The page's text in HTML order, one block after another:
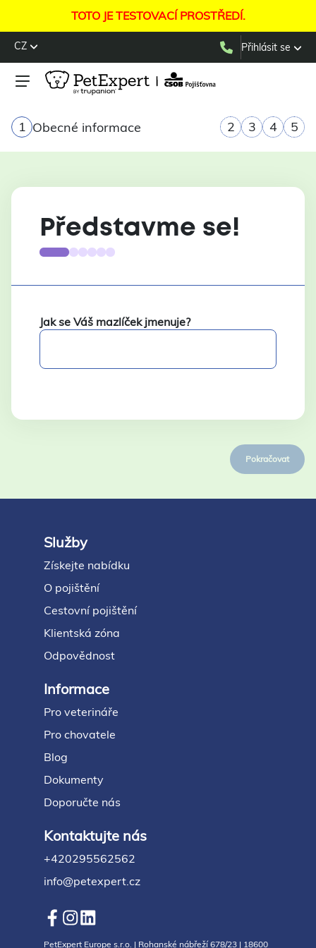
TOTO JE TESTOVACÍ PROSTŘEDÍ.
CZ Přihlásit se
1 Obecné informace 2 3 4 5
Představme se!
Jak se Váš mazlíček jmenuje?
Pokračovat
Footer
Služby
Získejte nabídku
O pojištění
Cestovní pojištění
Klientská zóna
Odpovědnost
Informace
Pro veterináře
Pro chovatele
Blog
Dokumenty
Doporučte nás
Kontaktujte nás
+420295562562
info@petexpert.cz
PetExpert Europe s.r.o. | Rohanské nábřeží 678/23 | 18600